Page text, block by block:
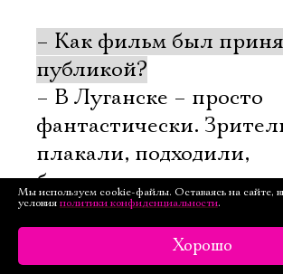
– Как фильм был
публикой?
– В Луганске – просто
фантастически.
плакали, подходили,
благодарили, говорили,
что в фильме
действительность ещё
мягко показана… Надо,
Мы используем cookie-файлы. Оставаясь на сайте,
условия политики конфиденциальности.
Хорошо